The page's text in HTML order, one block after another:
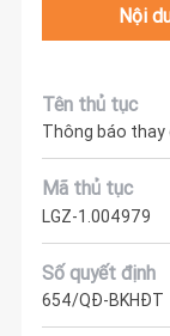
Nội
Tên thủ tục
Thông báo thay
Mã thủ tục
LGZ-1.004979
Số quyết định
654/QĐ-BKHĐT